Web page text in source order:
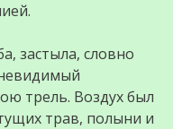
застыла, словно
трель. Воздух был
трав, полыни и